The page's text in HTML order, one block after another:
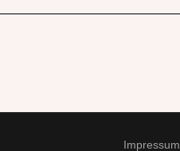
Impressum